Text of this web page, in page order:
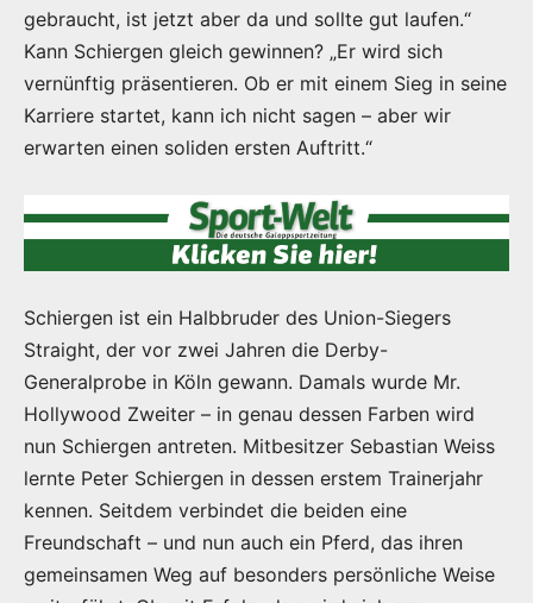
gebraucht, ist jetzt aber da und sollte gut laufen.“
Kann Schiergen gleich gewinnen? „Er wird sich
vernünftig präsentieren. Ob er mit einem Sieg in seine
Karriere startet, kann ich nicht sagen – aber wir
erwarten einen soliden ersten Auftritt.“
Schiergen ist ein Halbbruder des Union-Siegers
Straight, der vor zwei Jahren die Derby-
Generalprobe in Köln gewann. Damals wurde Mr.
Hollywood Zweiter – in genau dessen Farben wird
nun Schiergen antreten. Mitbesitzer Sebastian Weiss
lernte Peter Schiergen in dessen erstem Trainerjahr
kennen. Seitdem verbindet die beiden eine
Freundschaft – und nun auch ein Pferd, das ihren
gemeinsamen Weg auf besonders persönliche Weise